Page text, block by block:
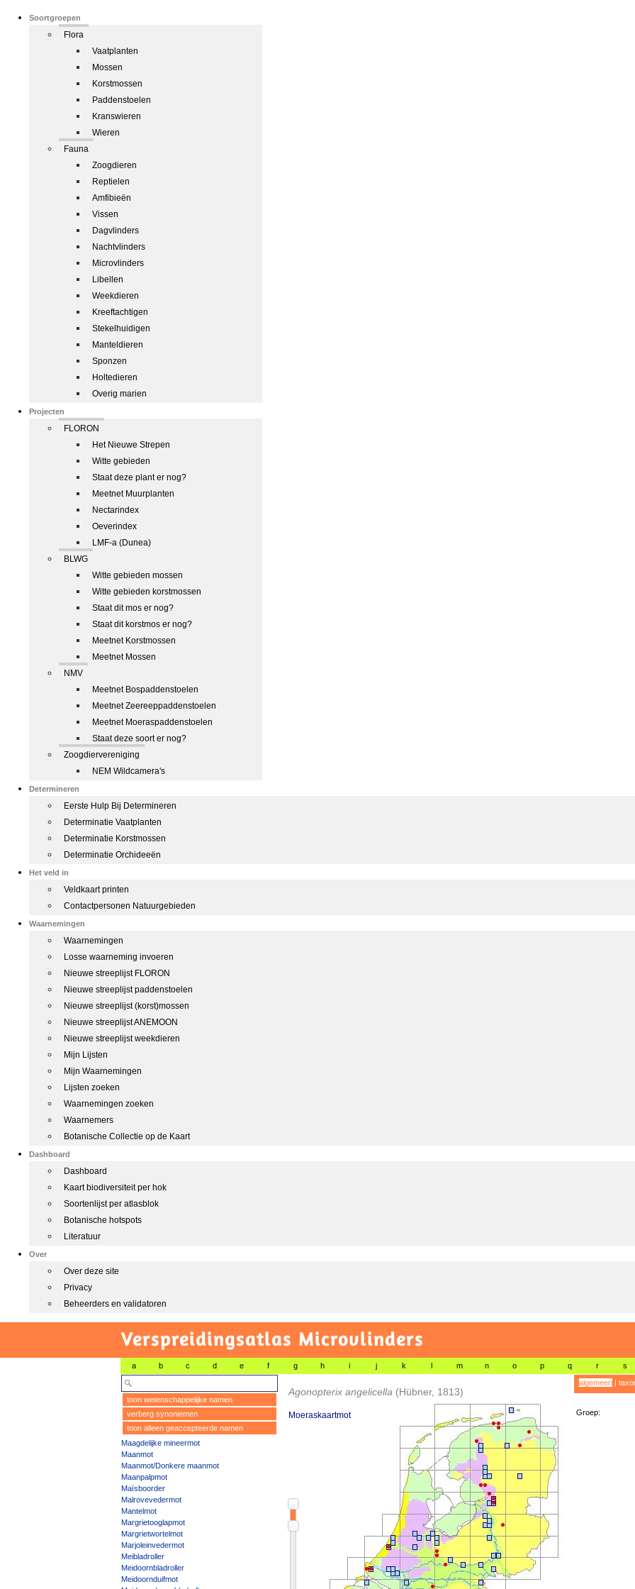
Soortgroepen
Flora
Vaatplanten
Mossen
Korstmossen
Paddenstoelen
Kranswieren
Wieren
Fauna
Zoogdieren
Reptielen
Amfibieën
Vissen
Dagvlinders
Nachtvlinders
Microvlinders
Libellen
Weekdieren
Kreeftachtigen
Stekelhuidigen
Manteldieren
Sponzen
Holtedieren
Overig marien
Projecten
FLORON
Het Nieuwe Strepen
Witte gebieden
Staat deze plant er nog?
Meetnet Muurplanten
Nectarindex
Oeverindex
LMF-a (Dunea)
BLWG
Witte gebieden mossen
Witte gebieden korstmossen
Staat dit mos er nog?
Staat dit korstmos er nog?
Meetnet Korstmossen
Meetnet Mossen
NMV
Meetnet Bospaddenstoelen
Meetnet Zeereeppaddenstoelen
Meetnet Moeraspaddenstoelen
Staat deze soort er nog?
Zoogdiervereniging
NEM Wildcamera's
Determineren
Eerste Hulp Bij Determineren
Determinatie Vaatplanten
Determinatie Korstmossen
Determinatie Orchideeën
Het veld in
Veldkaart printen
Contactpersonen Natuurgebieden
Waarnemingen
Waarnemingen
Losse waarneming invoeren
Nieuwe streeplijst FLORON
Nieuwe streeplijst paddenstoelen
Nieuwe streeplijst (korst)mossen
Nieuwe streeplijst ANEMOON
Nieuwe streeplijst weekdieren
Mijn Lijsten
Mijn Waarnemingen
Lijsten zoeken
Waarnemingen zoeken
Waarnemers
Botanische Collectie op de Kaart
Dashboard
Dashboard
Kaart biodiversiteit per hok
Soortenlijst per atlasblok
Botanische hotspots
Literatuur
Over
Over deze site
Privacy
Beheerders en validatoren
Verspreidingsatlas Microvlinders
a b c d e f g h i j k l m n o p q r s
toon wetenschappelijke namen
verberg synoniemen
toon alleen geaccepteerde namen
Maagdelijke mineermot
Maanmot
Maanmot/Donkere maanmot
Maanpalpmot
Maïsboorder
Malrovevedermot
Mantelmot
Margrietooglapmot
Margrietwortelmot
Marjoleinvedermot
Meibladroller
Meidoornbladroller
Meidoornduifmot
Agonopterix angelicella (Hübner, 1813)
Moeraskaartmot
algemeen|
Groep: